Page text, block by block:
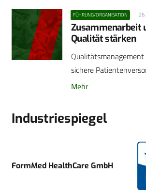
FÜHRUNG/ORGANISATION
Zusammenarbeit
Qualität stärken
Qualitätsmanagement
sichere
Mehr
Industriespiegel
FormMed HealthCare GmbH